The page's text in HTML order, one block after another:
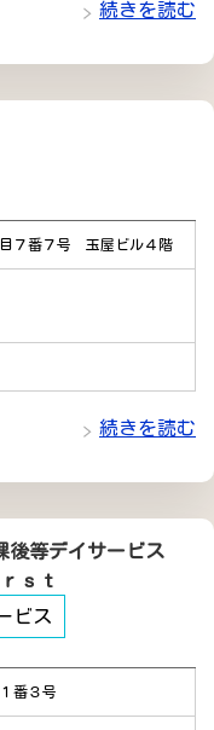
続きを読む
７番７号 玉屋ビル４階
続きを読む
後等デイサービス
ｓｔ
ビス
番３号